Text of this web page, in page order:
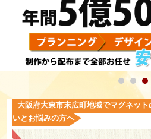
大阪府大東市末広町地域でマグネッ
いとお悩みの方へ